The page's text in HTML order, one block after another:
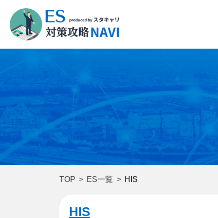
TOP ES一覧 HIS
HIS